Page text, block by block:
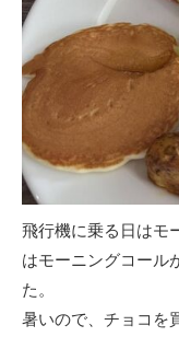
飛行機に乗る日はモ
はモーニングコール
た。
暑いので、チョコを